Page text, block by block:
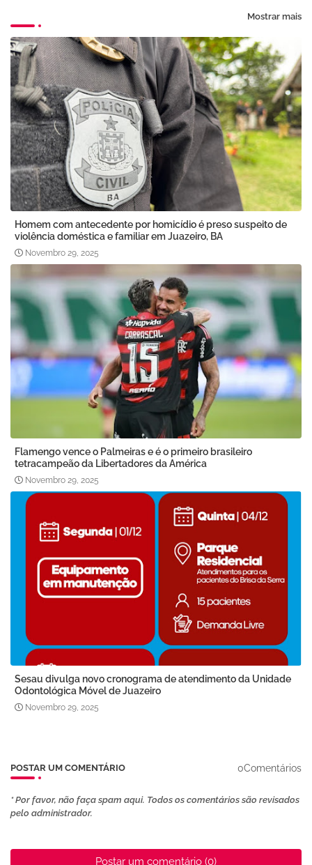
Mostrar mais
Homem com antecedente por homicídio é preso suspeito de
violência doméstica e familiar em Juazeiro, BA
Novembro 29, 2025
Flamengo vence o Palmeiras e é o primeiro brasileiro
tetracampeão da Libertadores da América
Novembro 29, 2025
Sesau divulga novo cronograma de atendimento da Unidade
Odontológica Móvel de Juazeiro
Novembro 29, 2025
POSTAR UM COMENTÁRIO 0Comentários
* Por favor, não faça spam aqui. Todos os comentários são revisados ​​
pelo administrador.
Postar um comentário (0)